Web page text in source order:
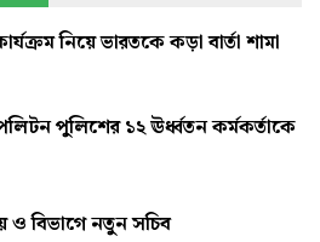
নিয়ে ভারতকে কড়া বার্তা শামা
পুলিশের ১২ ঊর্ধ্বতন কর্মকর্তাকে
ও বিভাগে নতুন সচিব